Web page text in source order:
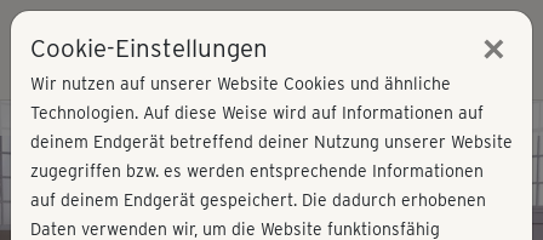
Kursvorschau - Jetzt mitmachen!
Cookie-Einstellungen ×
Wir nutzen auf unserer Website Cookies und ähnliche
Technologien. Auf diese Weise wird auf Informationen auf
deinem Endgerät betreffend deiner Nutzung unserer Website
zugegriffen bzw. es werden entsprechende Informationen
auf deinem Endgerät gespeichert. Die dadurch erhobenen
Daten verwenden wir, um die Website funktionsfähig